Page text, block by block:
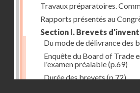
Travaux préparatoires.
Rapports présentés au
Section I. Brevets
Du mode de délivrance des
Enquête du Board of Trade
l'examen préalable(p.69)
Durée des brevets (p.72)